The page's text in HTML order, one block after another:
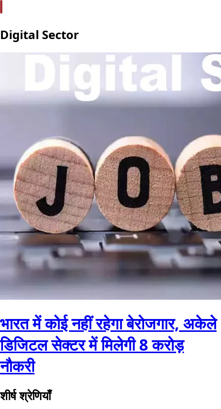
Digital Sector
भारत में कोई नहीं रहेगा बेरोजगार, अकेले
डिजिटल सेक्टर में मिलेगी 8 करोड़
नौकरी
शीर्ष श्रेणियाँ